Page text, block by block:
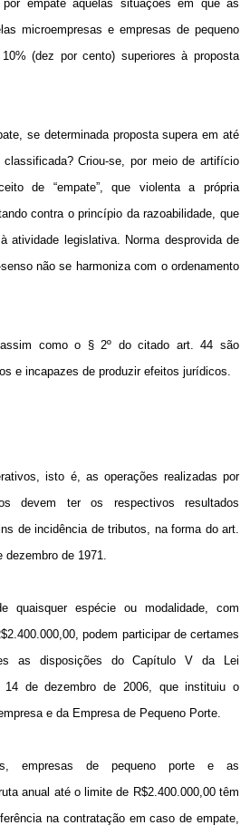
por empate aquelas situações em que as
microempresas e empresas de pequeno
(dez por cento) superiores à proposta
se determinada proposta supera em até
Criou-se, por meio de artifício
de “empate”, que violenta a própria
contra o princípio da razoabilidade, que
atividade legislativa. Norma desprovida de
não se harmoniza com o ordenamento
como o § 2º do citado art. 44 são
e incapazes de produzir efeitos jurídicos.
isto é, as operações realizadas por
devem ter os respectivos resultados
de incidência de tributos, na forma do art.
dezembro de 1971.
quaisquer espécie ou modalidade, com
podem participar de certames
as disposições do Capítulo V da Lei
14 de dezembro de 2006, que instituiu o
e da Empresa de Pequeno Porte.
empresas de pequeno porte e as
anual até o limite de R$2.400.000,00 têm
na contratação em caso de empate,